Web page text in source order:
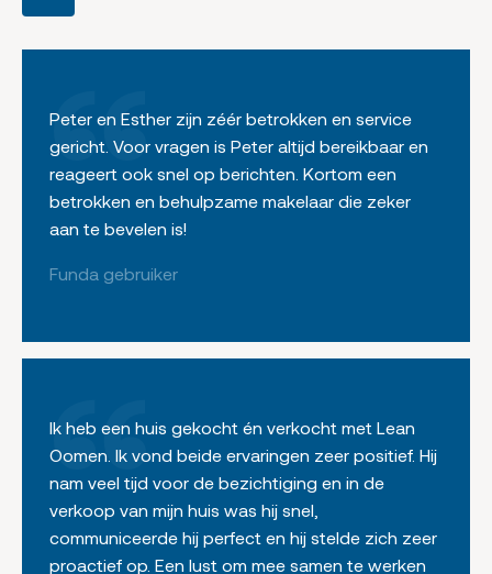
Peter en Esther zijn zéér betrokken en service
gericht. Voor vragen is Peter altijd bereikbaar en
reageert ook snel op berichten. Kortom een
betrokken en behulpzame makelaar die zeker
aan te bevelen is!
Funda gebruiker
Ik heb een huis gekocht én verkocht met Lean
Oomen. Ik vond beide ervaringen zeer positief. Hij
nam veel tijd voor de bezichtiging en in de
verkoop van mijn huis was hij snel,
communiceerde hij perfect en hij stelde zich zeer
proactief op. Een lust om mee samen te werken